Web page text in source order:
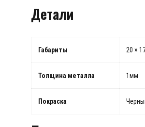
Детали
Габариты 20 ×
Толщина металла 1мм
Покраска